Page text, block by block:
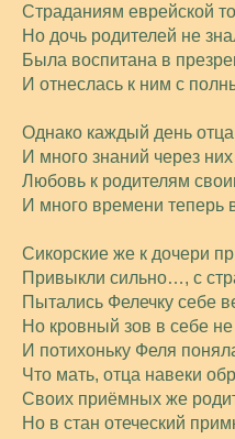
Страданиям еврейской
Но дочь родителей не
Была воспитана в
И отнеслась к ним с
Однако каждый день
И много знаний через
Любовь к родителям
И много времени теперь
Сикорские же к дочери
Привыкли сильно…, с
Пытались Фелечку себе
Но кровный зов в себе
И потихоньку Феля
Что мать, отца навеки
Своих приёмных же
Но в стан отеческий